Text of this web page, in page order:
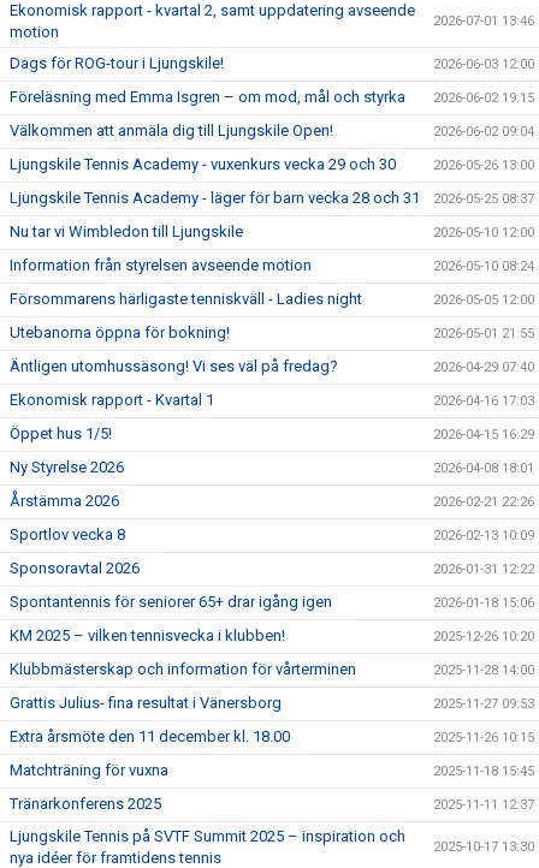
Ekonomisk rapport - kvartal 2, samt uppdatering avseende
motion
2026-07-01 13:46
Dags för ROG-tour i Ljungskile! 2026-06-03 12:00
Föreläsning med Emma Isgren – om mod, mål och styrka 2026-06-02 19:15
Välkommen att anmäla dig till Ljungskile Open! 2026-06-02 09:04
Ljungskile Tennis Academy - vuxenkurs vecka 29 och 30 2026-05-26 13:00
Ljungskile Tennis Academy - läger för barn vecka 28 och 31 2026-05-25 08:37
Nu tar vi Wimbledon till Ljungskile 2026-05-10 12:00
Information från styrelsen avseende motion 2026-05-10 08:24
Försommarens härligaste tenniskväll - Ladies night 2026-05-05 12:00
Utebanorna öppna för bokning! 2026-05-01 21:55
Äntligen utomhussäsong! Vi ses väl på fredag? 2026-04-29 07:40
Ekonomisk rapport - Kvartal 1 2026-04-16 17:03
Öppet hus 1/5! 2026-04-15 16:29
Ny Styrelse 2026 2026-04-08 18:01
Årstämma 2026 2026-02-21 22:26
Sportlov vecka 8 2026-02-13 10:09
Sponsoravtal 2026 2026-01-31 12:22
Spontantennis för seniorer 65+ drar igång igen 2026-01-18 15:06
KM 2025 – vilken tennisvecka i klubben! 2025-12-26 10:20
Klubbmästerskap och information för vårterminen 2025-11-28 14:00
Grattis Julius- fina resultat i Vänersborg 2025-11-27 09:53
Extra årsmöte den 11 december kl. 18.00 2025-11-26 10:15
Matchträning för vuxna 2025-11-18 15:45
Tränarkonferens 2025 2025-11-11 12:37
Ljungskile Tennis på SVTF Summit 2025 – inspiration och
nya idéer för framtidens tennis
2025-10-17 13:30